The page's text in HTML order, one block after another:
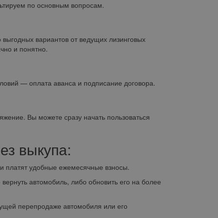
по основным вопросам.
вариантов от ведущих лизинговых
и понятно.
— оплата аванса и подписание договора.
Вы можете сразу начать пользоваться
выкупа:
удобные ежемесячные взносы.
автомобиль, либо обновить его на более
перепродаже автомобиля или его